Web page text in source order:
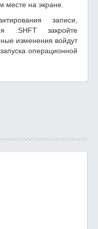
месте на экране.
записи,
.SHFT закройте
изменения войдут
операционной